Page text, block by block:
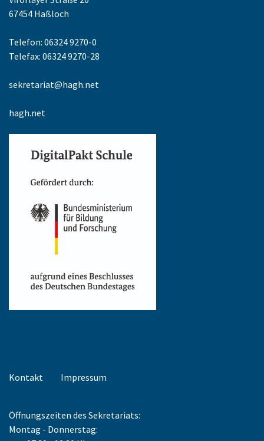
67454 Haßloch
Telefon: 06324 9270-0
Telefax: 06324 9270-28
sekretariat@hagh.net
hagh.net
Kontakt Impressum
Öffnungszeiten des Sekretariats:
Montag - Donnerstag: